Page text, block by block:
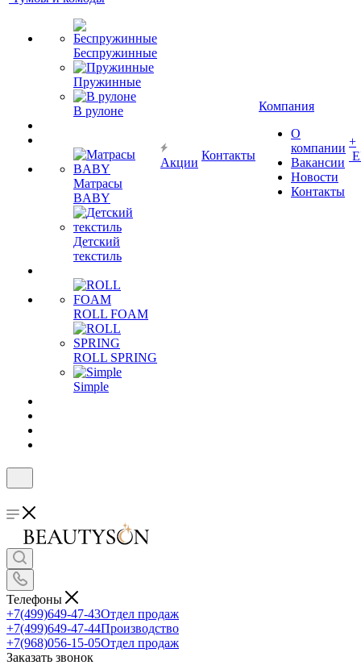
Беспружинные
Пружинные
В рулоне
Матрасы
BABY
Детский
текстиль
ROLL FOAM
ROLL SPRING
Simple
Акции
Контакты
Компания
О
компании
Вакансии
Новости
Контакты
+
Телефоны
+7(499)649-47-43Отдел продаж
+7(499)649-47-44Производство
+7(968)056-15-05Отдел продаж
Заказать звонок